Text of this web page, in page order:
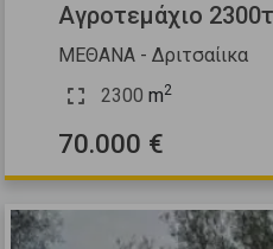
Αγροτεμάχιο
ΜΕΘΑΝΑ - Δριτσαίικα
2300 m2
70.000 €